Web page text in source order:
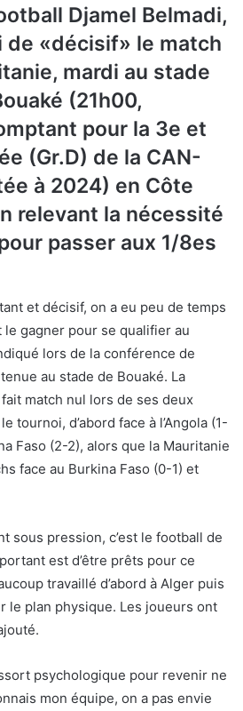
Djamel Belmadi,
de «décisif» le match
mardi au stade
(21h00,
pour la 3e et
(Gr.D) de la CAN-
à 2024) en Côte
relevant la nécessité
passer aux 1/8es
et décisif, on a eu peu de temps
gagner pour se qualifier au
lors de la conférence de
au stade de Bouaké. La
match nul lors de ses deux
tournoi, d’abord face à l’Angola (1-
Faso (2-2), alors que la Mauritanie
face au Burkina Faso (0-1) et
sous pression, c’est le football de
est d’être prêts pour ce
travaillé d’abord à Alger puis
le plan physique. Les joueurs ont
psychologique pour revenir ne
mon équipe, on a pas envie